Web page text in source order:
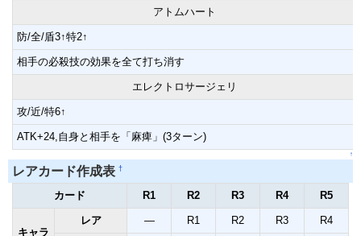
アトムハート
防/全/盾3↑特2↑
相手の必殺技の効果を全て打ち消す
エレクトロサージェリ
攻/近/特6↑
ATK+24,自身と相手を「麻痺」(3ターン)
↑
レアカード作成表 †
カード R1 R2 R3 R4 R5
キャラ
レア ― R1 R2 R3 R4